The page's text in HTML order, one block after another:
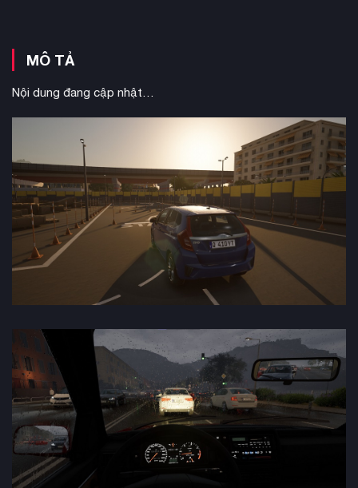
MÔ TẢ
Nội dung đang cập nhật…